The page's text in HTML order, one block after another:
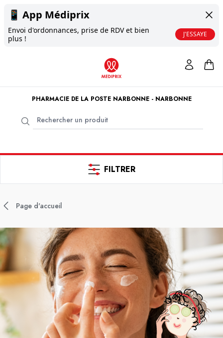
📱 App Médiprix
Envoi d'ordonnances, prise de RDV et bien
plus !
J'ESSAYE
PHARMACIE DE LA POSTE NARBONNE - NARBONNE
FILTRER
Page d'accueil